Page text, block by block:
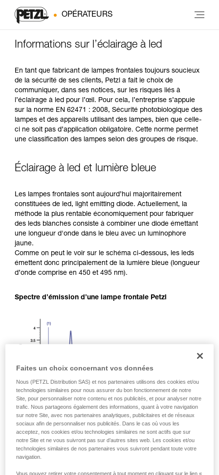
OPÉRATEURS
Informations sur l’éclairage à led
En tant que fabricant de lampes frontales toujours soucieux
de la sécurité de ses clients, Petzl a fait le choix de
communiquer, dans ses notices, sur les risques liés à
l’éclairage à led pour l’œil. Pour cela, l’entreprise s’appuie
sur la norme EN 62471 : 2008, Sécurité photobiologique des
lampes et des appareils utilisant des lampes, bien que celle-
ci ne soit pas d’application obligatoire. Cette norme permet
une classification des lampes selon des groupes de risque.
Éclairage à led et lumière bleue
Les lampes frontales sont aujourd’hui majoritairement
constituées de led, light emitting diode. Actuellement, la
méthode la plus rentable économiquement pour fabriquer
des leds blanches consiste à combiner une diode émettant
une longueur d'onde dans le bleu avec un luminophore
jaune.
Comme on peut le voir sur le schéma ci-dessous, les leds
émettent donc principalement de la lumière bleue (longueur
d’onde comprise en 450 et 495 nm).
Spectre d’émission d’une lampe frontale Petzl
Faites un choix concernant vos données
Nous (PETZL Distribution SAS) et nos partenaires utilisons des cookies et/ou
technologies similaires pour nous assurer du bon fonctionnement de notre
Site, pour personnaliser notre contenu et nos publicités, et pour analyser notre
trafic. Nous partageons également des informations, quant à votre navigation
sur notre Site, avec nos partenaires analytiques, publicitaires et de réseaux
sociaux afin de personnaliser nos publicités. Dans le cas où vous les
acceptez, nos cookies et/ou technologies similaires ne sont actifs que sur
notre Site et ne vous suivront pas sur d’autres sites web. Les cookies et/ou
technologies similaires de nos partenaires vous suivront pendant toute votre
navigation.
Vous pouvez retirer votre consentement à tout moment en cliquant sur le lien «